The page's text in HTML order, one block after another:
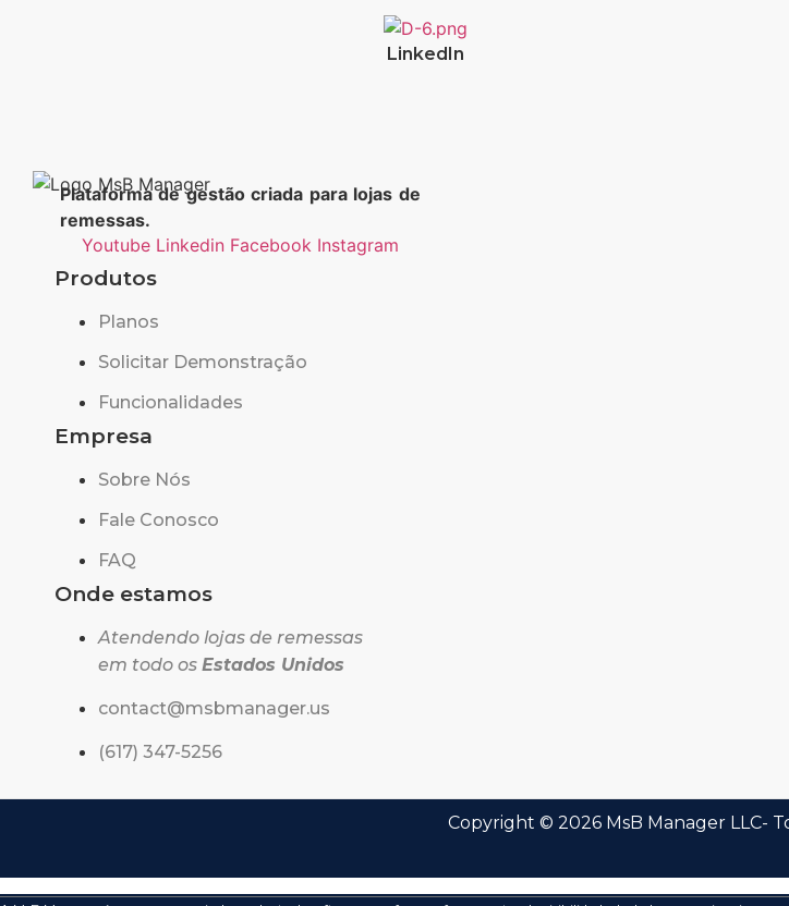
LinkedIn
Plataforma de gestão criada para lojas de
remessas.
Youtube Linkedin Facebook Instagram
Produtos
Planos
Solicitar Demonstração
Funcionalidades
Empresa
Sobre Nós
Fale Conosco
FAQ
Onde estamos
Atendendo lojas de remessas
em todo os Estados Unidos
contact@msbmanager.us
(617) 347-5256
Copyright © 2026 MsB Manager LLC-